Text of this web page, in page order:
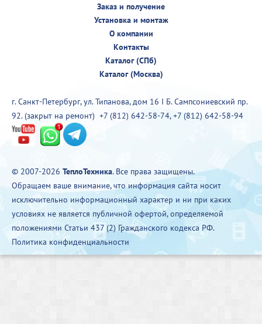
Заказ и получение
Установка и монтаж
О компании
Контакты
Каталог (СПб)
Каталог (Москва)
г. Санкт-Петербург, ул. Типанова, дом 16 I Б. Сампсониевский пр.
92. (закрыт на ремонт) +7 (812) 642-58-74,+7 (812) 642-58-94
© 2007-2026 ТеплоТехника. Все права защищены.
Обращаем ваше внимание, что информация сайта носит
исключительно информационный характер и ни при каких
условиях не является публичной офертой, определяемой
положениями Статьи 437 (2) Гражданского кодекса РФ.
Политика конфиденциальности